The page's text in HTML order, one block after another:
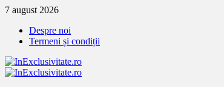
Treci
continut
7 august 2026
Despre noi
Termeni și condiții
Primary